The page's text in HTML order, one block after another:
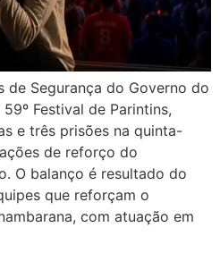
de Segurança do Governo do
Festival de Parintins,
e três prisões na quinta-
de reforço do
O balanço é resultado do
que reforçam o
com atuação em